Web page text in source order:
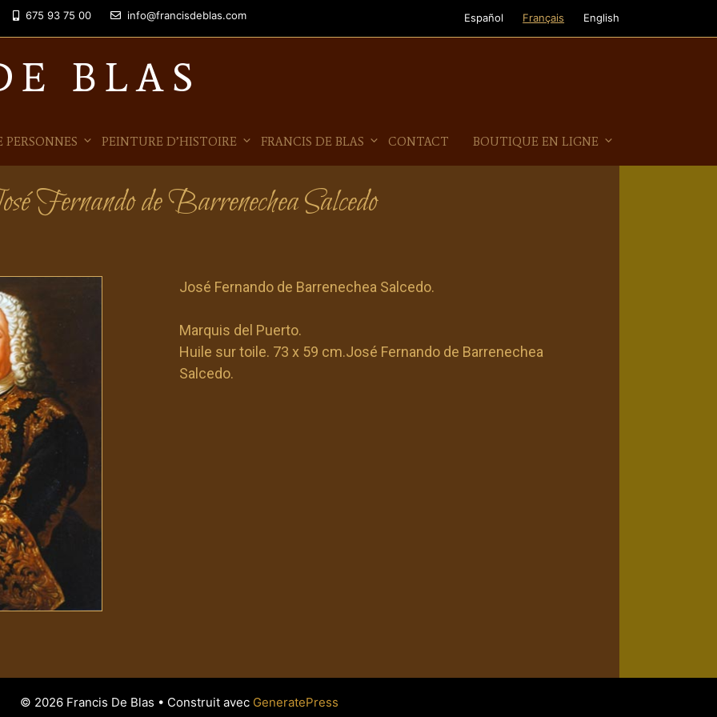
675 93 75 00 info@francisdeblas.com Español Français English
BLAS
PEINTURE D’HISTOIRE FRANCIS DE BLAS CONTACT BOUTIQUE EN LIGNE
Fernando de Barrenechea Salcedo
José Fernando de Barrenechea Salcedo.
Marquis del Puerto.
Huile sur toile. 73 x 59 cm.José Fernando de Barrenechea
Salcedo.
© 2026 Francis De Blas • Construit avec GeneratePress